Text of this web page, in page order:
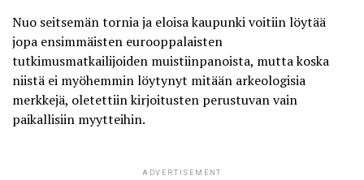
Nuo seitsemän tornia ja eloisa kaupunki voitiin löytää
jopa ensimmäisten eurooppalaisten
tutkimusmatkailijoiden muistiinpanoista, mutta koska
niistä ei myöhemmin löytynyt mitään arkeologisia
merkkejä, oletettiin kirjoitusten perustuvan vain
paikallisiin myytteihin.
ADVERTISEMENT